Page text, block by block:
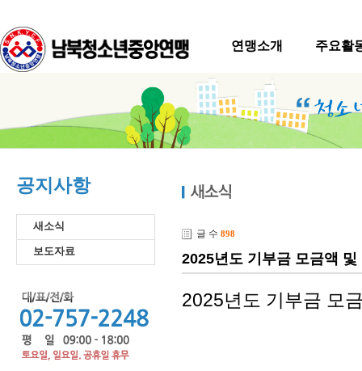
연맹소개 주요활
공지사항
새소식
보도자료
글 수 898
2025년도 기부금 모금액
2025년도 기부금 모